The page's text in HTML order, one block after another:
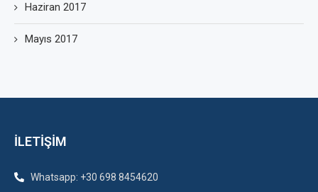
Haziran 2017
Mayıs 2017
İLETİŞİM
Whatsapp: +30 698 8454620